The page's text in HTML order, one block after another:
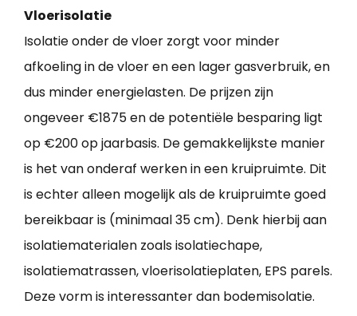
Vloerisolatie
Isolatie onder de vloer zorgt voor minder
afkoeling in de vloer en een lager gasverbruik, en
dus minder energielasten. De prijzen zijn
ongeveer €1875 en de potentiële besparing ligt
op €200 op jaarbasis. De gemakkelijkste manier
is het van onderaf werken in een kruipruimte. Dit
is echter alleen mogelijk als de kruipruimte goed
bereikbaar is (minimaal 35 cm). Denk hierbij aan
isolatiematerialen zoals isolatiechape,
isolatiematrassen, vloerisolatieplaten, EPS parels.
Deze vorm is interessanter dan bodemisolatie.